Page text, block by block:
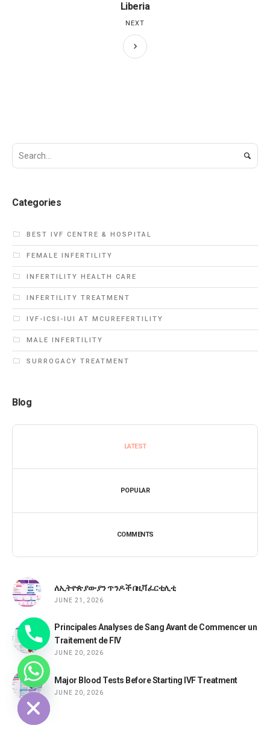
Liberia
NEXT
Categories
BEST IVF CENTRE & HOSPITAL
FEMALE INFERTILITY
INFERTILITY HEALTH CARE
INFERTILITY TREATMENT
IVF-ICSI-IUI AT MCUREFERTILITY
MALE INFERTILITY
SURROGACY TREATMENT
Blog
LATEST
POPULAR
COMMENTS
ለኢትዮጵያውያን ጥንዶች በዚቫ ፈርቲሊቲ
JUNE 21, 2026
Principales Analyses de Sang Avant de Commencer un
Traitement de FIV
JUNE 20, 2026
Major Blood Tests Before Starting IVF Treatment
JUNE 20, 2026
CHATY